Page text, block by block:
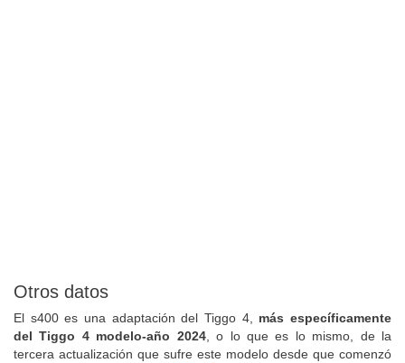
Otros datos
El s400 es una adaptación del Tiggo 4, más específicamente
del Tiggo 4 modelo-año 2024, o lo que es lo mismo, de la
tercera actualización que sufre este modelo desde que comenzó